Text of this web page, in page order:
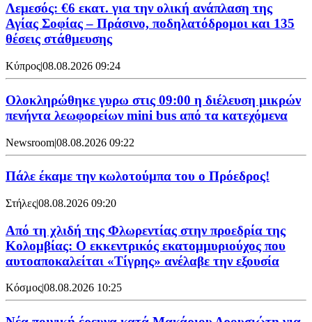
Λεμεσός: €6 εκατ. για την ολική ανάπλαση της
Αγίας Σοφίας – Πράσινο, ποδηλατόδρομοι και 135
θέσεις στάθμευσης
Κύπρος|08.08.2026 09:24
Ολοκληρώθηκε γυρω στις 09:00 η διέλευση μικρών
πενήντα λεωφορείων mini bus από τα κατεχόμενα
Newsroom|08.08.2026 09:22
Πάλε έκαμε την κωλοτούμπα του ο Πρόεδρος!
Στήλες|08.08.2026 09:20
Από τη χλιδή της Φλωρεντίας στην προεδρία της
Κολομβίας: Ο εκκεντρικός εκατομμυριούχος που
αυτοαποκαλείται «Τίγρης» ανέλαβε την εξουσία
Κόσμος|08.08.2026 10:25